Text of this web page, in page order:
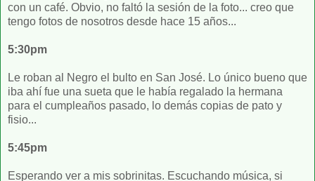
con un café. Obvio, no faltó la sesión de la foto... creo que
tengo fotos de nosotros desde hace 15 años...
5:30pm
Le roban al Negro el bulto en San José. Lo único bueno que
iba ahí fue una sueta que le había regalado la hermana
para el cumpleaños pasado, lo demás copias de pato y
fisio...
5:45pm
Esperando ver a mis sobrinitas. Escuchando música, si